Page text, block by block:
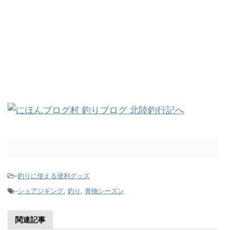
-釣りに使える便利グッズ
-ショアジギング, 釣り , 青物シーズン
関連記事